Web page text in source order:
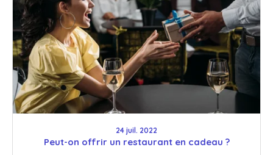
24 juil. 2022
Peut-on offrir un restaurant en cadeau ?